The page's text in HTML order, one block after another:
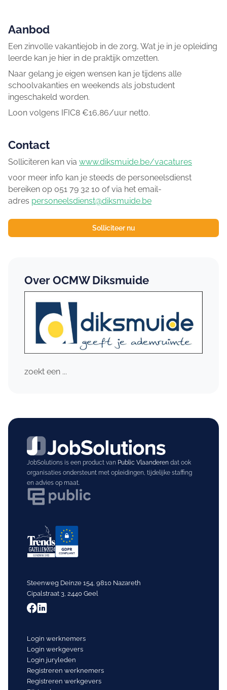
Aanbod
Een zinvolle vakantiejob in de zorg, Wat je in je opleiding
leerde kan je hier in de praktijk omzetten.
Naar gelang je eigen wensen kan je tijdens alle
schoolvakanties en weekends als jobstudent
ingeschakeld worden.
Loon volgens IFIC8 €16,86/uur netto.
Contact
Solliciteren kan via www.diksmuide.be/vacatures
voor meer info kan je steeds de personeelsdienst
bereiken op 051 79 32 10 of via het email-
adres personeelsdienst@diksmuide.be
Solliciteer nu
Over OCMW Diksmuide
zoekt een ...
JobSolutions is een product van Public Vlaanderendat ook
organisaties ondersteunt met opleidingen, tijdelijke staffing
en advies op maat.
Steenweg Deinze 154, 9810 Nazareth
Cipalstraat 3, 2440 Geel
Login werknemers
Login werkgevers
Login juryleden
Registreren werknemers
Registreren werkgevers